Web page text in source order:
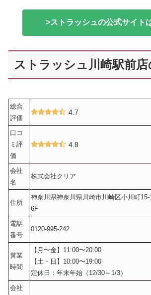
>ストラッシュの公式サイト
ストラッシュ川崎駅前店
総合
評価
4.7
口コ
ミ評
価
4.8
会社
名
株式会社クリア
住所
神奈川県神奈川県川崎市川崎区小川町15-
6F
電話
番号
0120-995-242
営業
時間
【月〜金】11:00〜20:00
【土・日】10:00〜19:00
定休日：年末年始（12/30～1/3）
会社